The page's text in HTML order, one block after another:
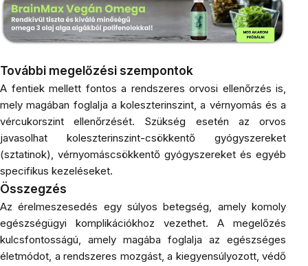
További megelőzési szempontok
A fentiek mellett fontos a rendszeres orvosi ellenőrzés is,
mely magában foglalja a koleszterinszint, a vérnyomás és a
vércukorszint ellenőrzését. Szükség esetén az orvos
javasolhat koleszterinszint-csökkentő gyógyszereket
(sztatinok), vérnyomáscsökkentő gyógyszereket és egyéb
specifikus kezeléseket.
Összegzés
Az érelmeszesedés egy súlyos betegség, amely komoly
egészségügyi komplikációkhoz vezethet. A megelőzés
kulcsfontosságú, amely magába foglalja az egészséges
életmódot, a rendszeres mozgást, a kiegyensúlyozott, védő